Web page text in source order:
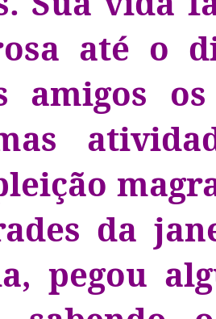
até o
amigos
da
pegou